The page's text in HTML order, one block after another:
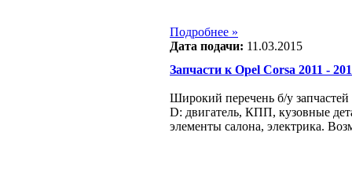
Подробнее »
Дата подачи: 11.03.2015
Запчасти к Opel Corsa 2011 -
Широкий перечень б/у
D: двигатель, КПП, кузовные
элементы салона, электрика.